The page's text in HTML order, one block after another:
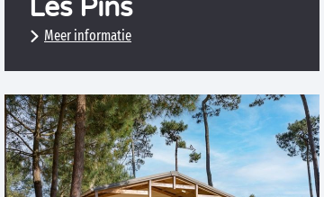
Les Pins
Meer informatie